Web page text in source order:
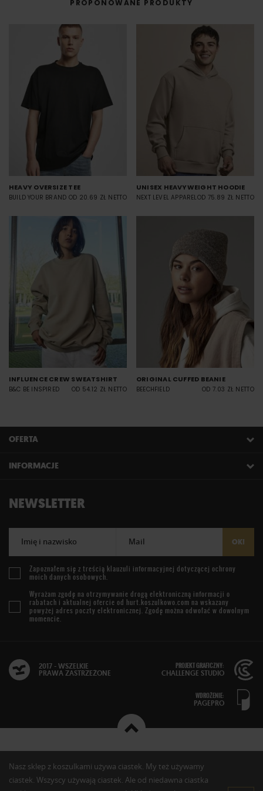
PROPONOWANE PRODUKTY
HEAVY OVERSIZE TEE
BUILD YOUR BRAND OD 20.69 ZŁ NETTO
UNISEX HEAVYWEIGHT HOODIE
NEXT LEVEL APPARELOD 75.89 ZŁ NETTO
INFLUENCE CREW SWEATSHIRT
B&C BE INSPIRED OD 54.12 ZŁ NETTO
ORIGINAL CUFFED BEANIE
BEECHFIELD OD 7.03 ZŁ NETTO
OFERTA
INFORMACJE
NEWSLETTER
Imię i nazwisko Mail OK!
Zapoznałem się z treścią klauzuli informacyjnej dotyczącej ochrony
moich danych osobowych.
Wyrażam zgodę na otrzymywanie drogą elektroniczną informacji o
rabatach i aktualnej ofercie od hurt.koszulkowo.com na wskazany
powyżej adres poczty elektronicznej. Zgodę można odwołać w dowolnym
momencie.
2017 - WSZELKIE
PRAWA ZASTRZEŻONE
PROJEKT GRAFICZNY:
CHALLENGE STUDIO
WDROŻENIE:
PAGEPRO
Nasz sklep z koszulkami używa ciastek. My też używamy
ciastek. Wszyscy używają ciastek. Ale od niedawna ciastka